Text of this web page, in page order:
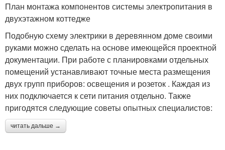
План монтажа компонентов системы электропитания в
двухэтажном коттедже
Подобную схему электрики в деревянном доме своими
руками можно сделать на основе имеющейся проектной
документации. При работе с планировками отдельных
помещений устанавливают точные места размещения
двух групп приборов: освещения и розеток . Каждая из
них подключается к сети питания отдельно. Также
пригодятся следующие советы опытных специалистов:
читать дальше →